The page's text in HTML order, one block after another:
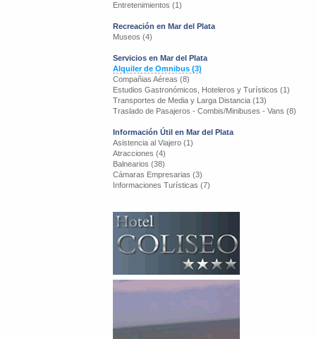
Entretenimientos (1)
Recreación en Mar del Plata
Museos (4)
Servicios en Mar del Plata
Alquiler de Omnibus (3)
Compañias Aéreas (8)
Estudios Gastronómicos, Hoteleros y Turísticos (1)
Transportes de Media y Larga Distancia (13)
Traslado de Pasajeros - Combis/Minibuses - Vans (8)
Información Útil en Mar del Plata
Asistencia al Viajero (1)
Atracciones (4)
Balnearios (38)
Cámaras Empresarias (3)
Informaciones Turísticas (7)